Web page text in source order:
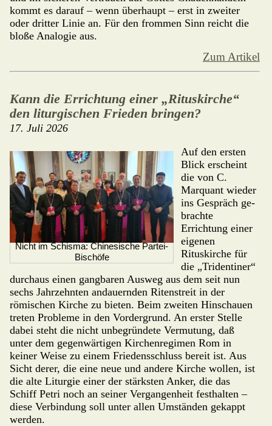
kommt es darauf – wenn über­haupt – erst in zweiter
oder dritter Linie an. Für den frommen Sinn reicht die
bloße Analogie aus.
Zum Artikel
Kann die Errichtung einer „Rituskirche“
den liturgischen Frieden bringen?
17. Juli 2026
Nicht im Schisma: Chinesische Partei-
Bischöfe
Auf den ersten
Blick erscheint
die von C.
Marquant wieder
ins Ge­spräch ge­
brach­te
Errichtung einer
eigenen
Rituskirche für
die „Tridentiner“
durch­aus einen gang­baren Ausweg aus dem seit nun
sechs Jahr­zehnten andauernden Ritenstreit in der
römischen Kirche zu bieten. Beim zweiten Hin­schauen
treten Probleme in den Vordergrund. An erster Stelle
dabei steht die nicht unbegründete Ver­mutung, daß
unter dem gegenwärtigen Kirchen­regimen Rom in
keiner Weise zu einem Friedens­schluss bereit ist. Aus
Sicht derer, die eine neue und andere Kirche wol­len, ist
die alte Liturgie einer der stärksten Anker, die das
Schiff Petri noch an seiner Vergangenheit festhalten –
diese Verbindung soll unter allen Umständen gekappt
werden.